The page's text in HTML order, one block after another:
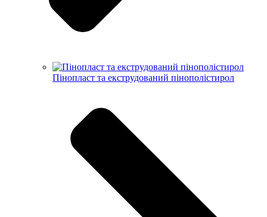
Пінопласт та екструдований пінополістирол